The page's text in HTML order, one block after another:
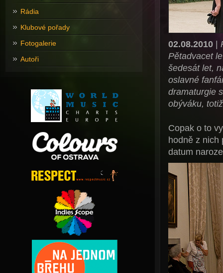
02.08.2010|
Pětadvacet
šedesát let,
oslavné
dramaturgie
obýváku,
Copak o to
hodně z nich
datum
Rádia
Klubové pořady
Fotogalerie
Autoři